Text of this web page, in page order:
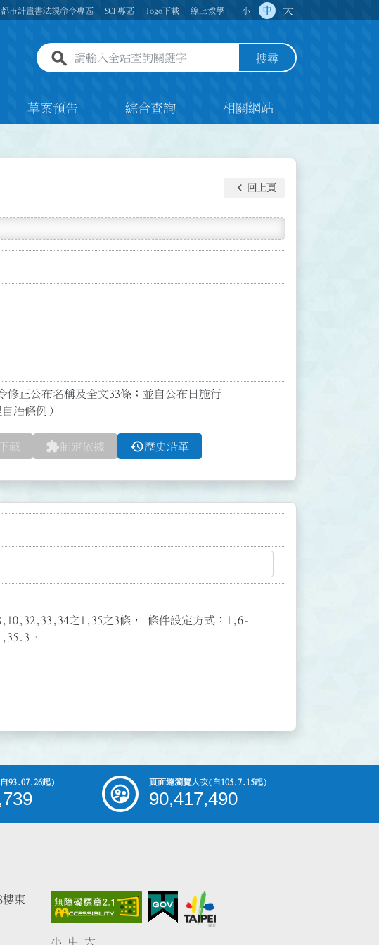
都市計畫書法規命令專區 SOP專區 logo下載 線上教學 小 中 大
全站查詢關鍵字欄位 搜尋
草案預告 綜合查詢 相關網站
keyboard_arrow_left 回上頁
修正公布名稱及全文33條；並自公布日施行
治條例）
載 extension制定依據 history歷史沿革
之1,35之3條， 條件設定方式：1,6-
。
93.07.26起) 頁面總瀏覽人次(自105.7.15起)
90,417,490
樓東
小 中 大